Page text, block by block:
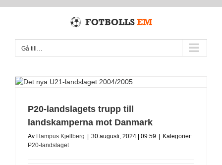
Gå till…
P20-landslagets trupp till
landskamperna mot Danmark
Av Hampus Kjellberg 30 augusti, 2024 | 09:59
Kategorier:
P20-landslaget